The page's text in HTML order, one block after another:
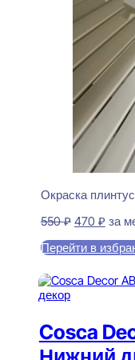
Окраска
550₽ 470 ₽
470
за
Перейти в
Cosca